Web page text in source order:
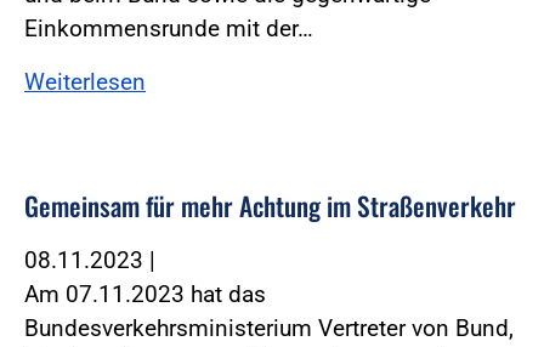
Einkommensrunde mit der…
Weiterlesen
Gemeinsam für mehr Achtung im Straßenverkehr
08.11.2023 |
Am 07.11.2023 hat das
Bundesverkehrsministerium Vertreter von Bund,